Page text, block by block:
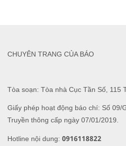
Tòa soạn: Tòa nhà Cục Tần Số, 115
Giấy phép hoạt động báo chí: Số 09/
Truyền thông cấp ngày 07/01/2019.
Hotline nội dung: 0916118822
CHUYÊN TRANG CỦA BÁO